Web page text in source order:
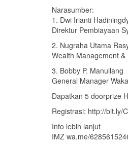
Narasumber:
1. Dwi Irianti
Direktur Pembiayaan
2. Nugraha Utama
Wealth Management
3. Bobby P. Manullang
General Manager
Dapatkan 5 doorprize
Registrasi: http://bit.ly/
Info lebih lanjut
IMZ wa.me/